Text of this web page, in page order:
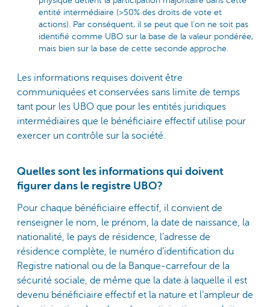
entité intermédiaire (>50% des droits de vote et
actions). Par conséquent, il se peut que l’on ne soit pas
identifié comme UBO sur la base de la valeur pondérée,
mais bien sur la base de cette seconde approche.
Les informations requises doivent être
communiquées et conservées sans limite de temps
tant pour les UBO que pour les entités juridiques
intermédiaires que le bénéficiaire effectif utilise pour
exercer un contrôle sur la société.
Quelles sont les informations qui doivent
figurer dans le registre UBO?
Pour chaque bénéficiaire effectif, il convient de
renseigner le nom, le prénom, la date de naissance, la
nationalité, le pays de résidence, l’adresse de
résidence complète, le numéro d’identification du
Registre national ou de la Banque-carrefour de la
sécurité sociale, de même que la date à laquelle il est
devenu bénéficiaire effectif et la nature et l’ampleur de